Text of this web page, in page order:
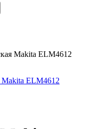
Makita ELM4612